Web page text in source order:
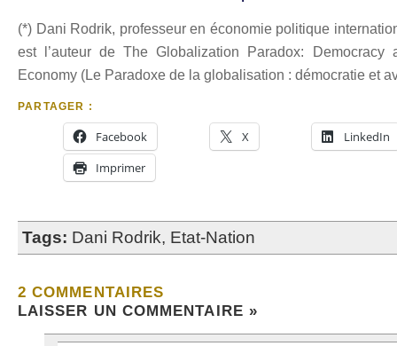
(*) Dani Rodrik, professeur en économie politique
est l’auteur de The Globalization Paradox:
Economy (Le Paradoxe de la globalisation : démocratie et
PARTAGER :
Facebook X
LinkedIn
Imprimer
Tags: Dani Rodrik, Etat-Nation
2 COMMENTAIRES
LAISSER UN COMMENTAIRE »